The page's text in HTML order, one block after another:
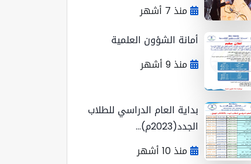
منذ 7 أشهر
أمانة الشؤون العلمية
منذ 9 أشهر
بداية العام الدراسي للطلاب
الجدد(2023م)...
منذ 10 أشهر